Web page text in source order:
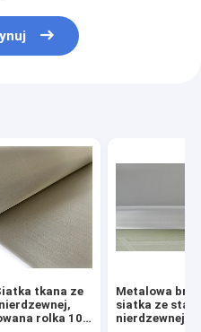
tkana ze
rolka 100
Metalowa
siatka ze stali
nierdzewnej